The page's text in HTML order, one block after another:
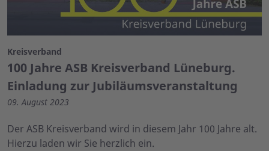
Kreisverband
100 Jahre ASB Kreisverband Lüneburg.
Einladung zur Jubiläumsveranstaltung
09. August 2023
Der ASB Kreisverband wird in diesem Jahr 100 Jahre alt.
Hierzu laden wir Sie herzlich ein.